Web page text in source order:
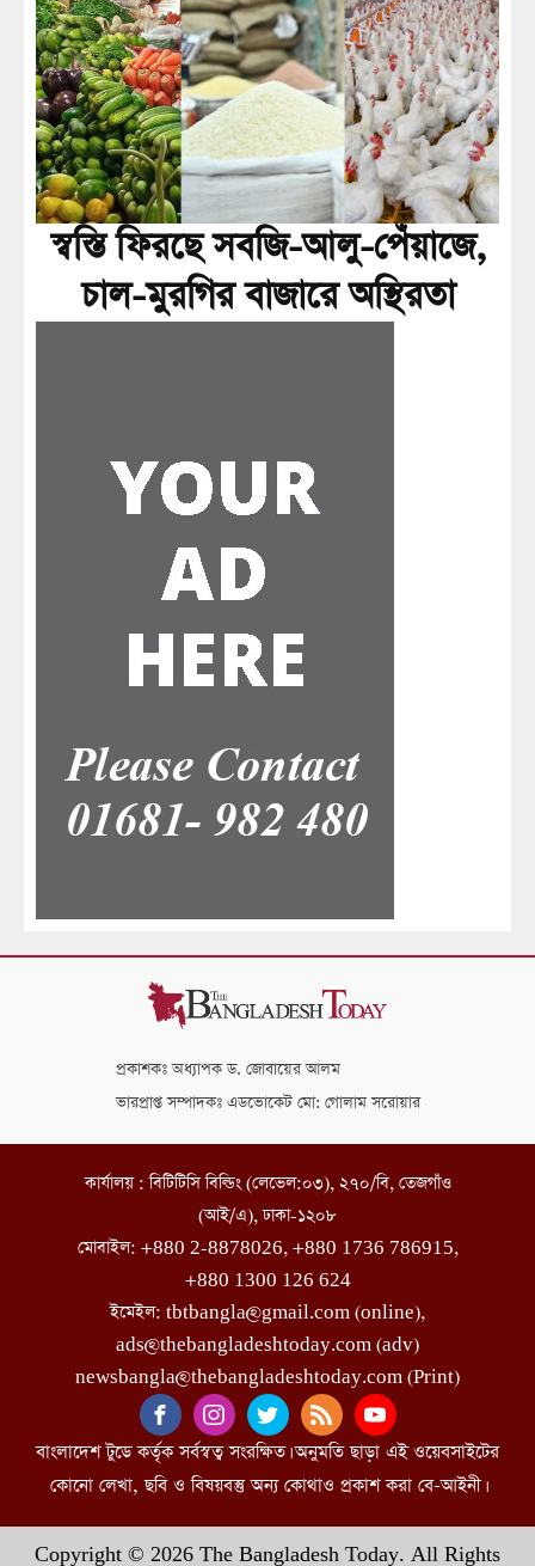
স্বস্তি ফিরছে সবজি-আলু-পেঁয়াজে,
চাল-মুরগির বাজারে অস্থিরতা
প্রকাশকঃ অধ্যাপক ড. জোবায়ের আলম
ভারপ্রাপ্ত সম্পাদকঃ এডভোকেট মো: গোলাম সরোয়ার
কার্যালয় : বিটিটিসি বিল্ডিং (লেভেল:০৩), ২৭০/বি, তেজগাঁও
(আই/এ), ঢাকা-১২০৮
মোবাইল: +880 2-8878026, +880 1736 786915,
+880 1300 126 624
ইমেইল: tbtbangla@gmail.com (online),
ads@thebangladeshtoday.com (adv)
newsbangla@thebangladeshtoday.com (Print)
বাংলাদেশ টুডে কর্তৃক সর্বস্বত্ব সংরক্ষিত। অনুমতি ছাড়া এই ওয়েবসাইটের
কোনো লেখা, ছবি ও বিষয়বস্তু অন্য কোথাও প্রকাশ করা বে-আইনী।
Copyright © 2026 The Bangladesh Today. All Rights